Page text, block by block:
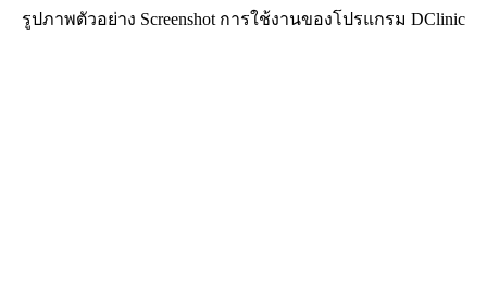
รูปภาพตัวอย่าง Screenshot การใช้งานของโปรแกรม DClinic